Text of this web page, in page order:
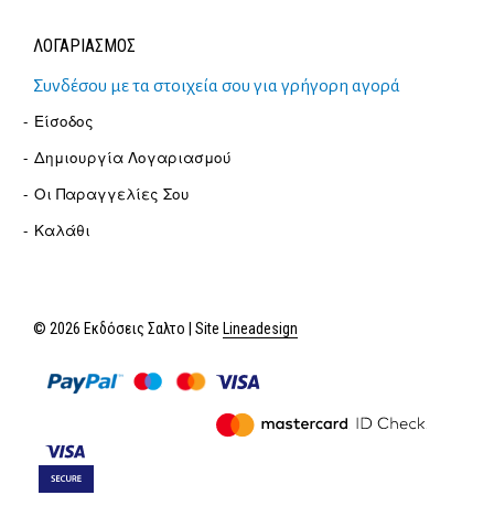
ΛΟΓΑΡΙΑΣΜΟΣ
Συνδέσου με τα στοιχεία σου για γρήγορη αγορά
Είσοδος
Δημιουργία Λογαριασμού
Οι Παραγγελίες Σου
Καλάθι
© 2026 Εκδόσεις Σαλτο | Site Lineadesign